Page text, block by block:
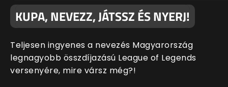
KUPA, NEVEZZ, JÁTSSZ ÉS NYERJ!
Teljesen ingyenes a nevezés Magyarország
legnagyobb összdíjazású League of Legends
versenyére, mire vársz még?!